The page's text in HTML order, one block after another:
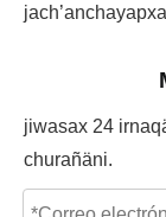
jiwasax 24
churañäni.